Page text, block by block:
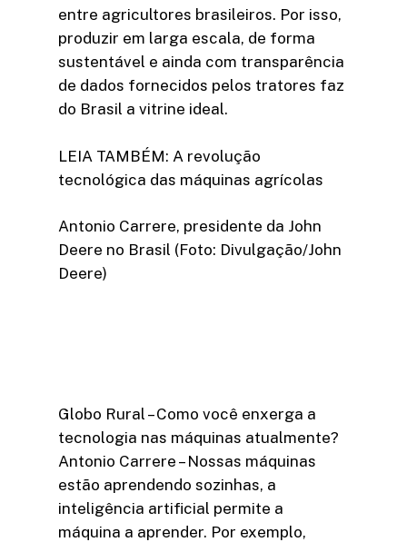
entre agricultores brasileiros. Por isso,
produzir em larga escala, de forma
sustentável e ainda com transparência
de dados fornecidos pelos tratores faz
do Brasil a vitrine ideal.
LEIA TAMBÉM: A revolução
tecnológica das máquinas agrícolas
Antonio Carrere, presidente da John
Deere no Brasil (Foto: Divulgação/John
Deere)
Globo Rural – Como você enxerga a
tecnologia nas máquinas atualmente?
Antonio Carrere – Nossas máquinas
estão aprendendo sozinhas, a
inteligência artificial permite a
máquina a aprender. Por exemplo,